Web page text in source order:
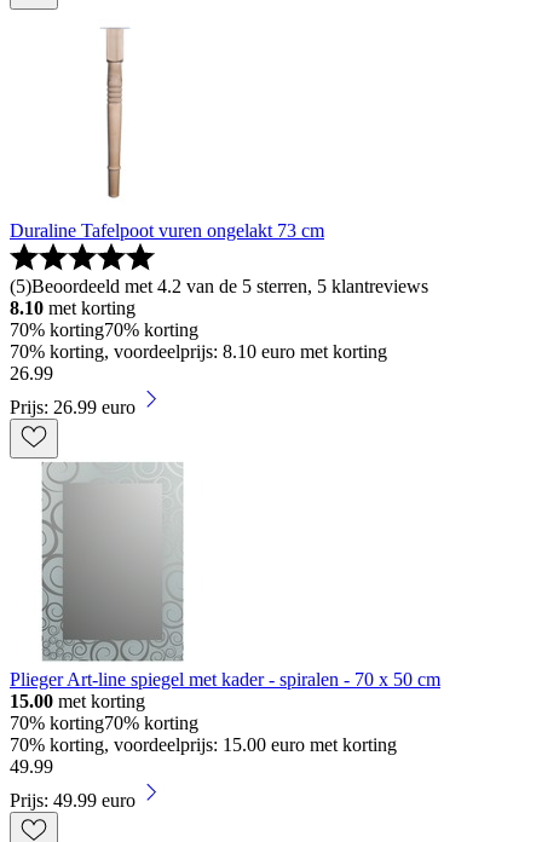
Duraline Tafelpoot vuren ongelakt 73 cm
(5)Beoordeeld met 4.2 van de 5 sterren, 5 klantreviews
8.10 met korting
70% korting70% korting
70% korting, voordeelprijs: 8.10 euro met korting
26.99
Prijs: 26.99 euro
Plieger Art-line spiegel met kader - spiralen - 70 x 50 cm
15.00 met korting
70% korting70% korting
70% korting, voordeelprijs: 15.00 euro met korting
49.99
Prijs: 49.99 euro